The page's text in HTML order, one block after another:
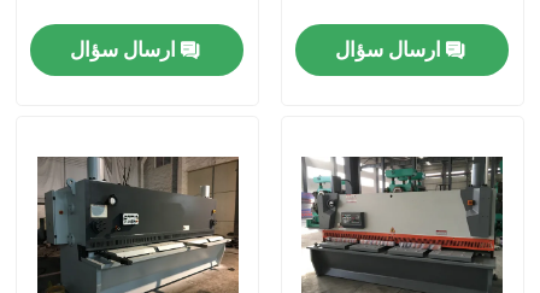
محصولات
دربارهی ما
ارسال سؤال ارسال سؤال